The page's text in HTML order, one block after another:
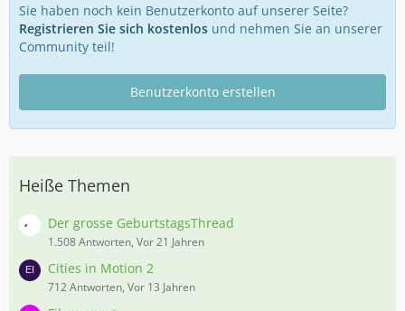
Sie haben noch kein Benutzerkonto auf unserer Seite?
Registrieren Sie sich kostenlos und nehmen Sie an unserer
Community teil!
Benutzerkonto erstellen
Heiße Themen
Der grosse GeburtstagsThread
1.508 Antworten, Vor 21 Jahren
Cities in Motion 2
712 Antworten, Vor 13 Jahren